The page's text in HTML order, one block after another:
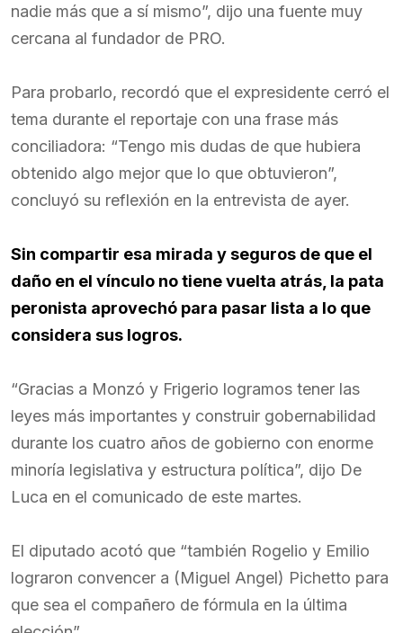
nadie más que a sí mismo”, dijo una fuente muy
cercana al fundador de PRO.
Para probarlo, recordó que el expresidente cerró el
tema durante el reportaje con una frase más
conciliadora: “Tengo mis dudas de que hubiera
obtenido algo mejor que lo que obtuvieron”,
concluyó su reflexión en la entrevista de ayer.
Sin compartir esa mirada y seguros de que el
daño en el vínculo no tiene vuelta atrás, la pata
peronista aprovechó para pasar lista a lo que
considera sus logros.
“Gracias a Monzó y Frigerio logramos tener las
leyes más importantes y construir gobernabilidad
durante los cuatro años de gobierno con enorme
minoría legislativa y estructura política”, dijo De
Luca en el comunicado de este martes.
El diputado acotó que “también Rogelio y Emilio
lograron convencer a (Miguel Angel) Pichetto para
que sea el compañero de fórmula en la última